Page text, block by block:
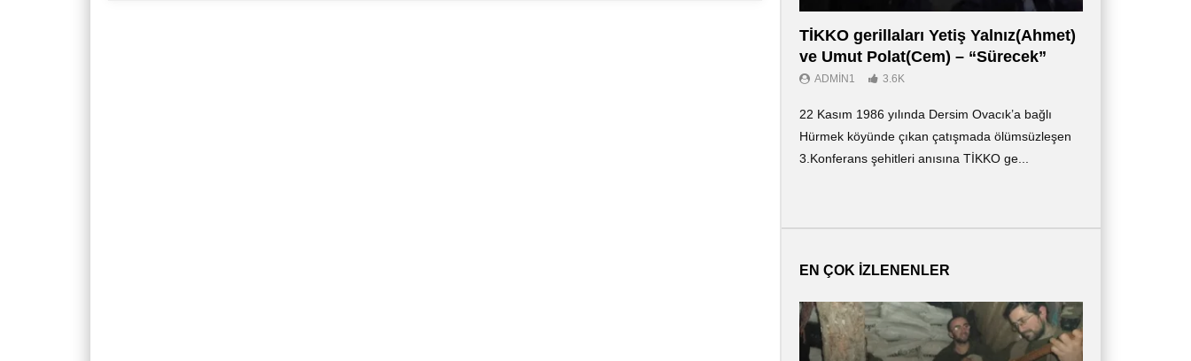
TİKKO gerillaları Yetiş Yalnız(Ahmet)
ve Umut Polat(Cem) – “Sürecek”
ADMIN1 3.6K
22 Kasım 1986 yılında Dersim Ovacık’a bağlı
Hürmek köyünde çıkan çatışmada ölümsüzleşen
3.Konferans şehitleri anısına TİKKO ge...
EN ÇOK İZLENENLER